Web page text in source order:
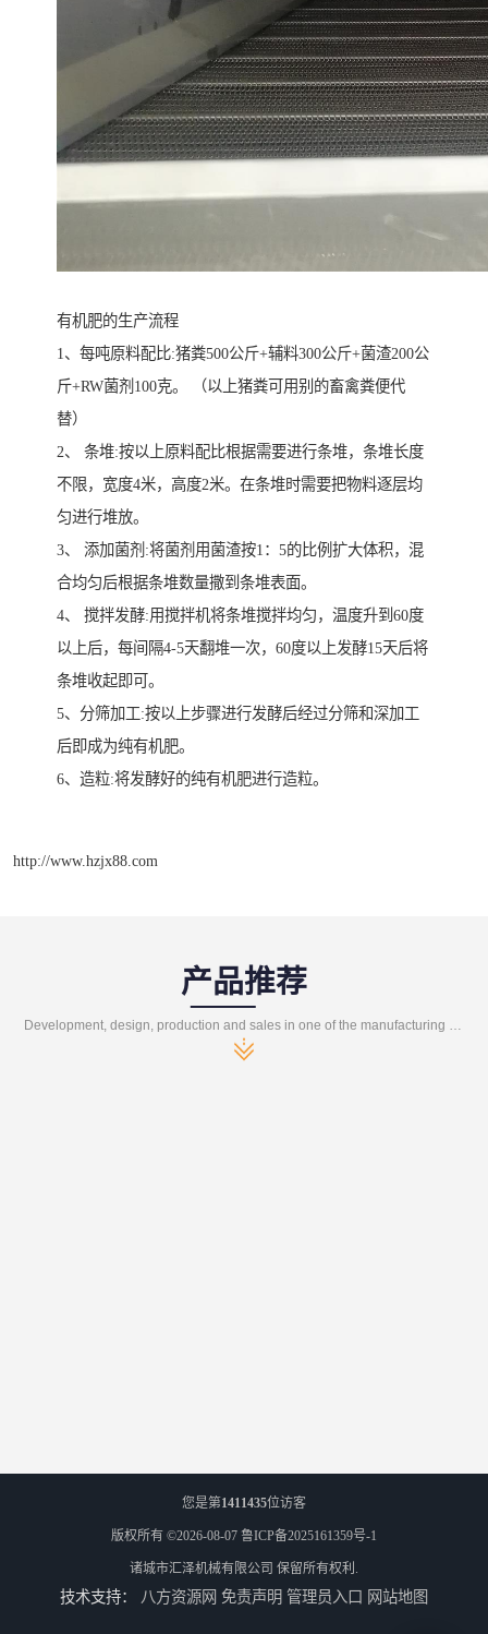
有机肥的生产流程
1、每吨原料配比:猪粪500公斤+辅料300公斤+菌渣200公
斤+RW菌剂100克。 （以上猪粪可用别的畜禽粪便代
替）
2、 条堆:按以上原料配比根据需要进行条堆，条堆长度
不限，宽度4米，高度2米。在条堆时需要把物料逐层均
匀进行堆放。
3、 添加菌剂:将菌剂用菌渣按1：5的比例扩大体积，混
合均匀后根据条堆数量撒到条堆表面。
4、 搅拌发酵:用搅拌机将条堆搅拌均匀，温度升到60度
以上后，每间隔4-5天翻堆一次，60度以上发酵15天后将
条堆收起即可。
5、分筛加工:按以上步骤进行发酵后经过分筛和深加工
后即成为纯有机肥。
6、造粒:将发酵好的纯有机肥进行造粒。
http://www.hzjx88.com
产品推荐
您是第1411435位访客
版权所有 ©2026-08-07 鲁ICP备2025161359号-1
诸城市汇泽机械有限公司 保留所有权利.
技术支持： 八方资源网 免责声明 管理员入口 网站地图